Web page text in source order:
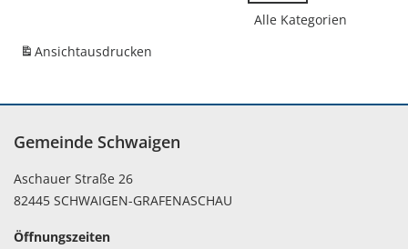
Alle Kategorien
Ansichtausdrucken
Gemeinde Schwaigen
Aschauer Straße 26
82445 SCHWAIGEN-GRAFENASCHAU
Öffnungszeiten